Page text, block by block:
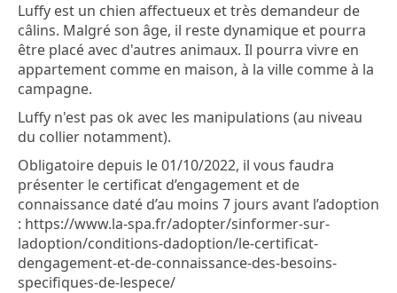
Luffy est un chien affectueux et très demandeur de
câlins. Malgré son âge, il reste dynamique et pourra
être placé avec d'autres animaux. Il pourra vivre en
appartement comme en maison, à la ville comme à la
campagne.
Luffy n'est pas ok avec les manipulations (au niveau
du collier notamment).
Obligatoire depuis le 01/10/2022, il vous faudra
présenter le certificat d’engagement et de
connaissance daté d’au moins 7 jours avant l’adoption
: https://www.la-spa.fr/adopter/sinformer-sur-
ladoption/conditions-dadoption/le-certificat-
dengagement-et-de-connaissance-des-besoins-
specifiques-de-lespece/